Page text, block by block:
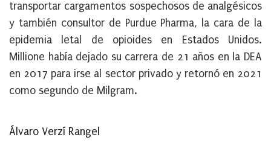
transportar cargamentos sospechosos de analgésicos
y también consultor de Purdue Pharma, la cara de la
epidemia letal de opioides en Estados Unidos.
Millione había dejado su carrera de 21 años en la DEA
en 2017 para irse al sector privado y retornó en 2021
como segundo de Milgram.
Álvaro Verzí Rangel